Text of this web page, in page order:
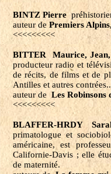
BINTZ Pierre
auteur de Premiers
<<<<<<<<<
BITTER Maurice, Jean,
producteur radio et
de récits, de films et de
Antilles et autres
auteur de Les Robinsons
<<<<<<<<<
BLAFFER-HRDY
primatologue et
américaine, est
Californie-Davis ; elle
de maternité.